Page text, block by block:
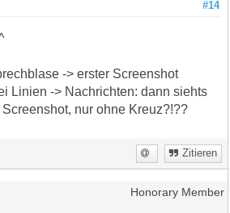
#14
-> erster Screenshot
Linien -> Nachrichten: dann siehts
nur ohne Kreuz?!??
Zitieren
Honorary Member